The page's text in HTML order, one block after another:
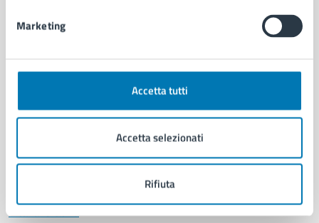
Marketing
Accetta tutti
Accetta selezionati
Rifiuta
CATEGORIE DI SERVIZIO
Autorizzazioni
Documenti e certificati
Giustizia e sicurezza pubblica
Imprese e commercio
Salute, benessere e assistenza
Vita lavorativa